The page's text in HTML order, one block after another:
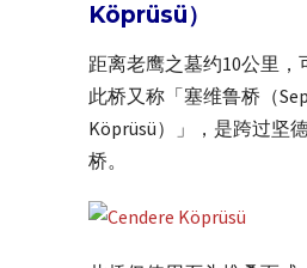
Köprüsü）
距离老鹰之墓约10公里，
此桥又称「塞维鲁桥（
Köprüsü）」，是跨过坚
桥。